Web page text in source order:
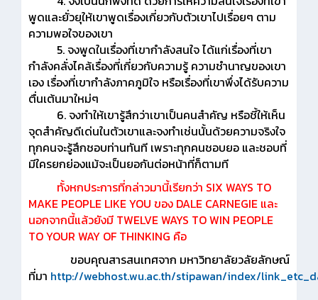
พูดและยั่วยุให้เขาพูดเรื่องเกี่ยวกับตัวเขาไปเรื่อยๆ ตาม
ความพอใจของเขา
5. จงพูดในเรื่องที่เขากำลังสนใจ ได้แก่เรื่องที่เขา
กำลังคลั่งไคล้เรื่องที่เกี่ยวกับความรู้ ความชำนาญของเขา
เอง เรื่องที่เขากำลังภาคภูมิใจ หรือเรื่องที่เขาพึ่งได้รับความ
ตื่นเต้นมาใหม่ๆ
6. จงทำให้เขารู้สึกว่าเขาเป็นคนสำคัญ หรือชี้ให้เห็น
จุดสำคัญดีเด่นในตัวเขาและจงทำเช่นนั้นด้วยความจริงใจ
ทุกคนจะรู้สึกชอบท่านทันที เพราะทุกคนชอบยอ และชอบที่
มีใครยกย่องแม้จะเป็นยอกันต่อหน้าที่ก็ตามที
ทั้งหกประการที่กล่าวมานี้เรียกว่า SIX WAYS TO
MAKE PEOPLE LIKE YOU ของ DALE CARNEGIE และ
นอกจากนี้แล้วยังมี TWELVE WAYS TO WIN PEOPLE
TO YOUR WAY OF THINKING คือ
ขอบคุณสารสนเทศจาก มหาวิทยาลัยวลัยลักษณ์
ที่มา http://webhost.wu.ac.th/stipawan/index/